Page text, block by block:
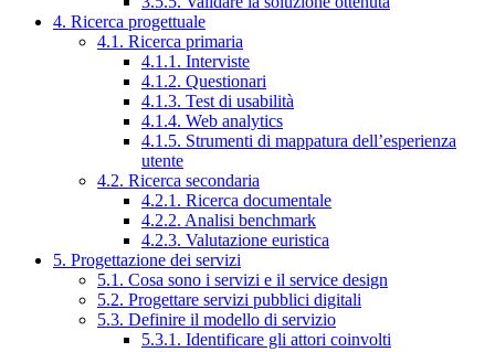
4. Ricerca progettuale
4.1. Ricerca primaria
4.1.1. Interviste
4.1.2. Questionari
4.1.3. Test di usabilità
4.1.4. Web analytics
4.1.5. Strumenti di mappatura dell’esperienza
utente
4.2. Ricerca secondaria
4.2.1. Ricerca documentale
4.2.2. Analisi benchmark
4.2.3. Valutazione euristica
5. Progettazione dei servizi
5.1. Cosa sono i servizi e il service design
5.2. Progettare servizi pubblici digitali
5.3. Definire il modello di servizio
5.3.1. Identificare gli attori coinvolti